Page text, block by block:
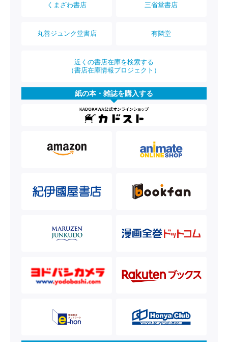
くまざわ書店 三省堂書店
丸善ジュンク堂書店 有隣堂
近くの書店在庫を検索する
（書店在庫情報プロジェクト）
紙の本・雑誌を購入する